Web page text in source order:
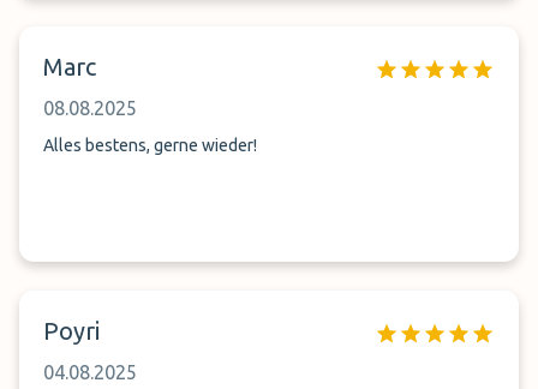
Marc
08.08.2025
Alles bestens, gerne wieder!
Poyri
04.08.2025